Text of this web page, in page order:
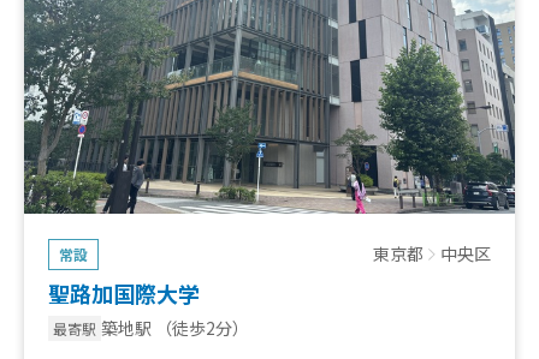
常設 東京都 中央区
聖路加国際大学
最寄駅 築地駅
（徒歩2分）